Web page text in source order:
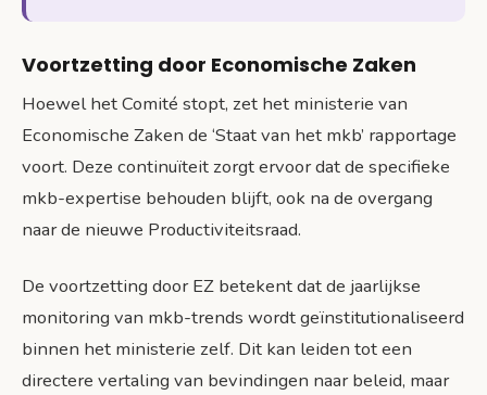
Voortzetting door Economische Zaken
Hoewel het Comité stopt, zet het ministerie van
Economische Zaken de ‘Staat van het mkb’ rapportage
voort. Deze continuïteit zorgt ervoor dat de specifieke
mkb-expertise behouden blijft, ook na de overgang
naar de nieuwe Productiviteitsraad.
De voortzetting door EZ betekent dat de jaarlijkse
monitoring van mkb-trends wordt geïnstitutionaliseerd
binnen het ministerie zelf. Dit kan leiden tot een
directere vertaling van bevindingen naar beleid, maar